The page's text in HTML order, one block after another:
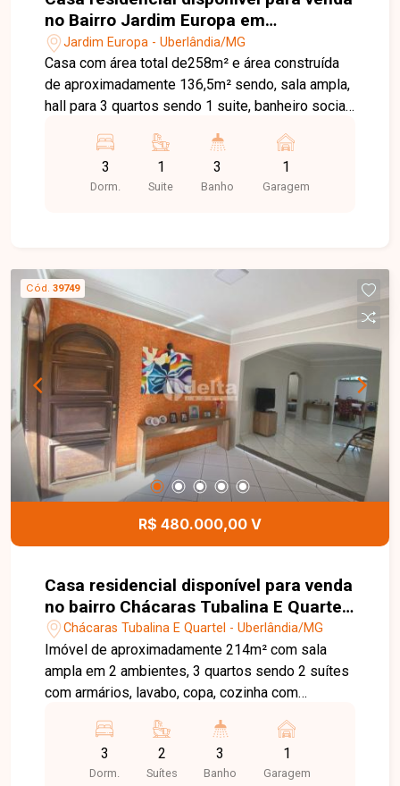
no Bairro Jardim Europa em
Uberlândia-MG
Jardim Europa - Uberlândia/MG
Casa com área total de258m² e área construída
de aproximadamente 136,5m² sendo, sala ampla,
hall para 3 quartos sendo 1 suite, banheiro social,
área de serviço e banheiro, portão eletrônico,
câmeras e garagem.
3
Dorm.
1
Suite
3
Banho
1
Garagem
Cód. 39749
R$ 480.000,00 V
Casa residencial disponível para venda
no bairro Chácaras Tubalina E Quartel
em Uberlândia-MG.
Chácaras Tubalina E Quartel - Uberlândia/MG
Imóvel de aproximadamente 214m² com sala
ampla em 2 ambientes, 3 quartos sendo 2 suítes
com armários, lavabo, copa, cozinha com
serviço, corredores laterais e 1 vaga de garagem.
3
Dorm.
2
Suítes
3
Banho
1
Garagem